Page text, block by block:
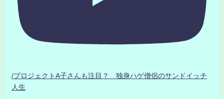
/プロジェクトA子さんも注目？ 独身ハゲ僧侶のサンドイッチ
人生